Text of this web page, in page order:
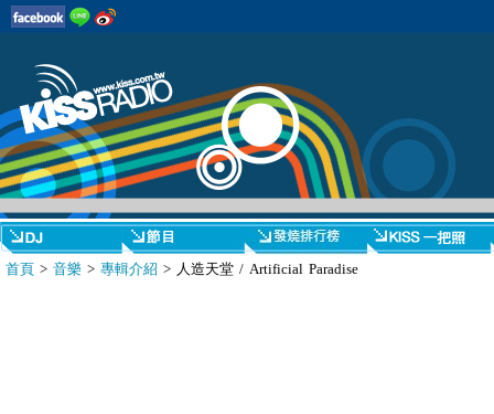
首頁 > 音樂 > 專輯介紹 > 人造天堂 / Artificial Paradise